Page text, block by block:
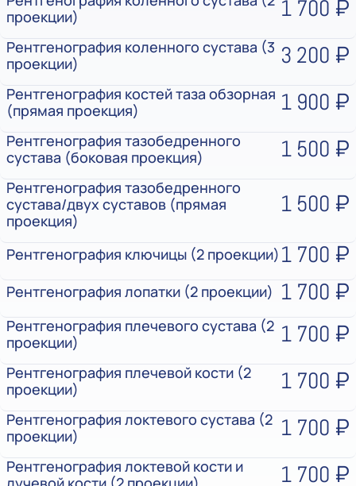
проекции)
1 700 ₽
Рентгенография коленного сустава (3
проекции)
3 200 ₽
Рентгенография костей таза обзорная
(прямая проекция)
1 900 ₽
Рентгенография тазобедренного
сустава (боковая проекция)
1 500 ₽
Рентгенография тазобедренного
сустава/двух суставов (прямая
проекция)
1 500 ₽
Рентгенография ключицы (2 проекции) 1 700 ₽
Рентгенография лопатки (2 проекции) 1 700 ₽
Рентгенография плечевого сустава (2
проекции)
1 700 ₽
Рентгенография плечевой кости (2
проекции)
1 700 ₽
Рентгенография локтевого сустава (2
проекции)
1 700 ₽
Рентгенография локтевой кости и
1 700 ₽